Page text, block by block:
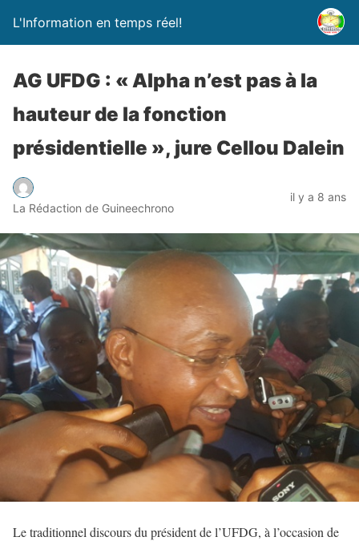
L'Information en temps réel!
AG UFDG : « Alpha n’est pas à la
hauteur de la fonction
présidentielle », jure Cellou Dalein
La Rédaction de Guineechrono
il y a 8 ans
Le traditionnel discours du président de l’UFDG, à l’occasion de